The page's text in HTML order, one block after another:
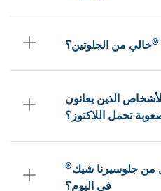
®خالي من الجلوتين؟
الذين يعانون
تحمل اللاكتوز؟
من جلوسيرنا شيك®
في اليوم؟